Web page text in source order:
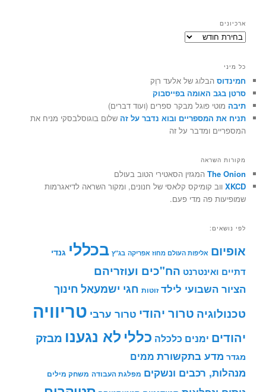
ארכיונים
ארכיונים
כל מיני
חמינדוס הבלוג של אלעד רוֶק
סרטן בגב האומה בפייסבוק
תיבה מוטי פוגל מבקר ספרים (ועוד דברים)
תניח את המספריים ובוא נדבר על זה שלום בוגוסלבסקי מניח את
המספריים ומדבר על זה
מקורות השראה
The Onion המגזין הסאטירי הטוב בעולם
XKCD ווב קומיקס קלאסי של חנונים, ומקור השראה לדיאגרמות
שמופיעות פה מדי פעם.
לפי נושאים:
אופיום אליפות העולם מחוז אפריקה בג"ץ בכללי גנדי
דתיים ואינטרנט הח"כים ועוזריהם
הציור השבועי לילד זוטות חגי ישמעאל חינוך
טכנולוגיה טרור יהודי טרור ערבי טריוויה
יהודים ימנים כלכלה כללי לא נגענו מבזק
מגדר מדע בתקשורת ממים
מנהלות, רכבים ונשקים מפלגת העבודה משחק מילים